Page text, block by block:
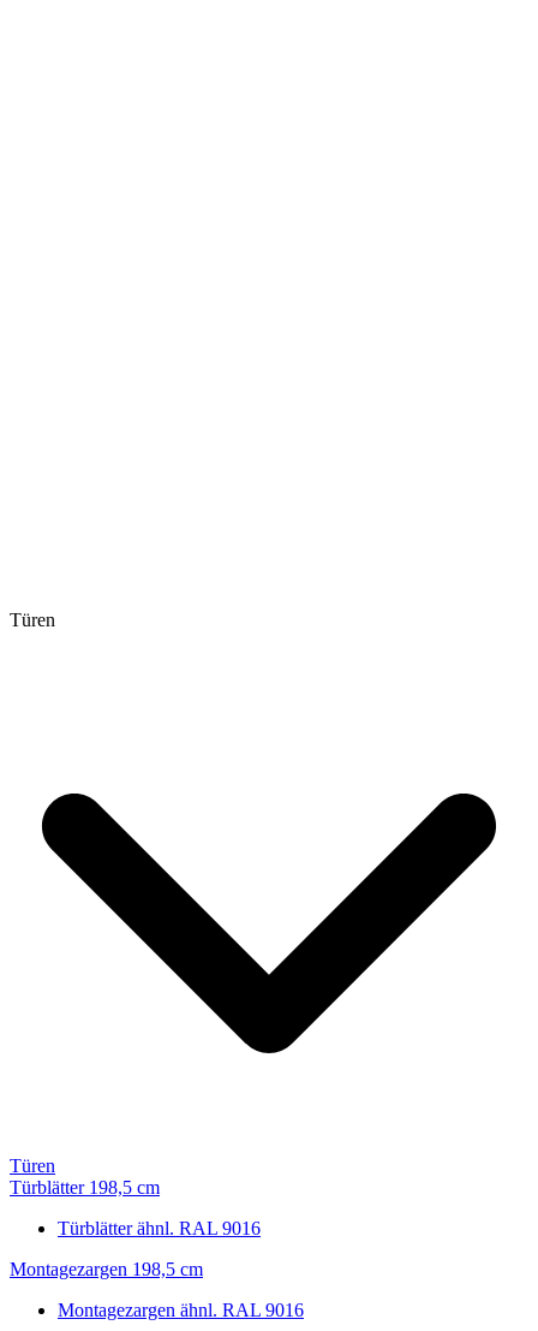
Türen
Türen
Türblätter 198,5 cm
Türblätter ähnl. RAL 9016
Montagezargen 198,5 cm
Montagezargen ähnl. RAL 9016